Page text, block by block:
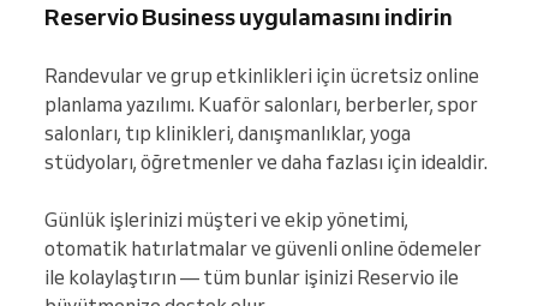
Reservio Business uygulamasını indirin
Randevular ve grup etkinlikleri için ücretsiz online
planlama yazılımı. Kuaför salonları, berberler, spor
salonları, tıp klinikleri, danışmanlıklar, yoga
stüdyoları, öğretmenler ve daha fazlası için idealdir.
Günlük işlerinizi müşteri ve ekip yönetimi,
otomatik hatırlatmalar ve güvenli online ödemeler
ile kolaylaştırın — tüm bunlar işinizi Reservio ile